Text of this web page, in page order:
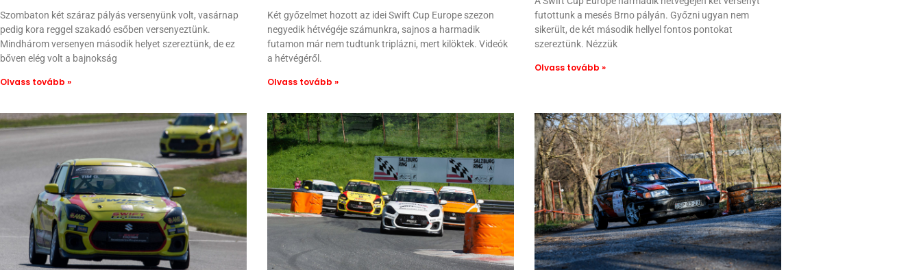
Szombaton két száraz pályás versenyünk volt, vasárnap
pedig kora reggel szakadó esőben versenyeztünk.
Mindhárom versenyen második helyet szereztünk, de ez
bőven elég volt a bajnokság
Olvass tovább »
Két győzelmet hozott az idei Swift Cup Europe szezon
negyedik hétvégéje számunkra, sajnos a harmadik
futamon már nem tudtunk triplázni, mert kilöktek. Videók
a hétvégéről.
Olvass tovább »
futottunk a mesés Brno pályán. Győzni ugyan nem
sikerült, de két második hellyel fontos pontokat
szereztünk. Nézzük
Olvass tovább »